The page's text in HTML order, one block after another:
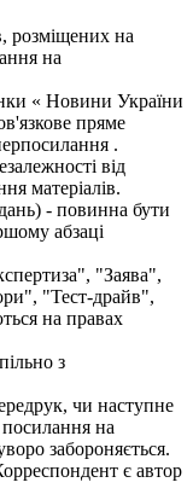
розміщених на
на
« Новини України
пряме
.
від
матеріалів.
- повинна бути
абзаці
"Заява",
"Тест-драйв",
на правах
з
чи наступне
на
забороняється.
є автор